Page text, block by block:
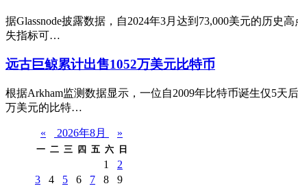
据Glassnode披露数据，自2024年3月达到73,000美元的历
失指标可…
远古巨鲸累计出售1052万美元比特币
根据Arkham监测数据显示，一位自2009年比特币诞生仅5天
万美元的比特…
« 2026年8月 »
一 二 三 四 五 六 日
1
2
3
4 5 6 7 8
9